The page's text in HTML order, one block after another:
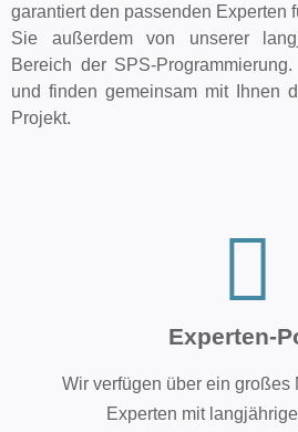
garantiert den passenden Experten
Sie außerdem von unserer
Bereich der SPS-
und finden gemeinsam mit Ihnen
Projekt.
Experten-
Wir verfügen über ein großes
Experten mit